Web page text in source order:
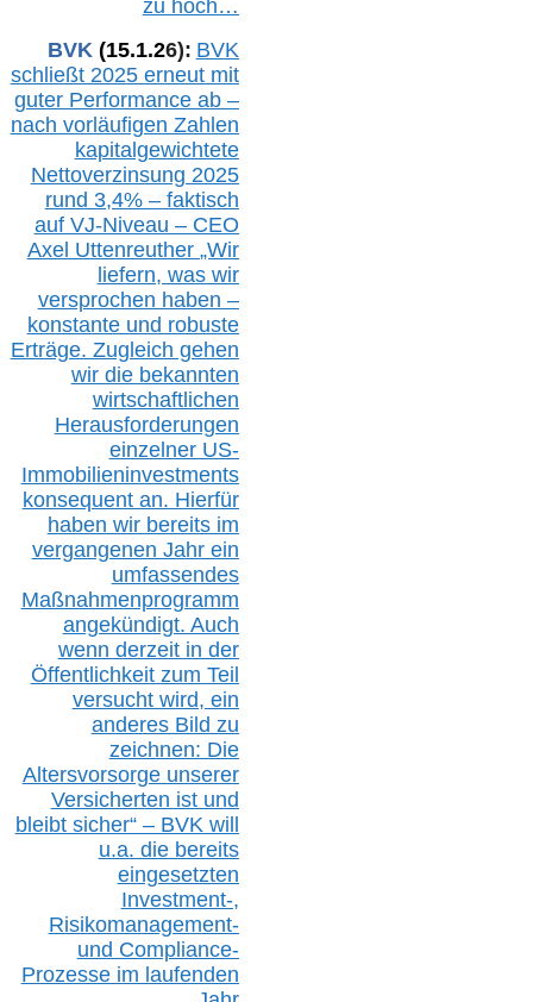
zu hoch…
BVK (15.1.26): BVK
schließt 2025 erneut mit
guter Performance ab –
nach vorläufigen Zahlen
kapitalgewichtete
Nettoverzinsung 2025
rund 3,4% – faktisch
auf VJ-Niveau – CEO
Axel Uttenreuther „Wir
liefern, was wir
versprochen haben –
konstante und robuste
Erträge. Zugleich gehen
wir die bekannten
wirtschaftlichen
Herausforderungen
einzelner US-
Immobilieninvestments
konsequent an. Hierfür
haben wir bereits im
vergangenen Jahr ein
umfassendes
Maßnahmenprogramm
angekündigt. Auch
wenn derzeit in der
Öffentlichkeit zum Teil
versucht wird, ein
anderes Bild zu
zeichnen: Die
Altersvorsorge unserer
Versicherten ist und
bleibt sicher“ – BVK will
u.a. die bereits
eingesetzten
Investment-,
Risikomanagement-
und Compliance-
Prozesse im laufenden